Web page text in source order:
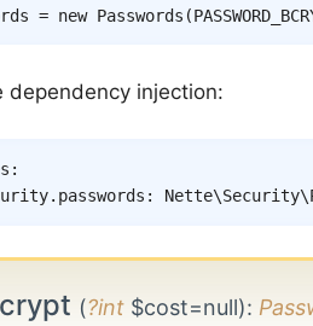
= new Passwords (
dependency injection:
:
:
(?int$cost=null):